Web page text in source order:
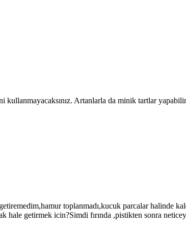
kullanmayacaksınız. Artanlarla da minik tartlar
toplanmadı,kucuk parcalar halinde
hale getirmek icin?Simdi fırında ,pistikten sonra